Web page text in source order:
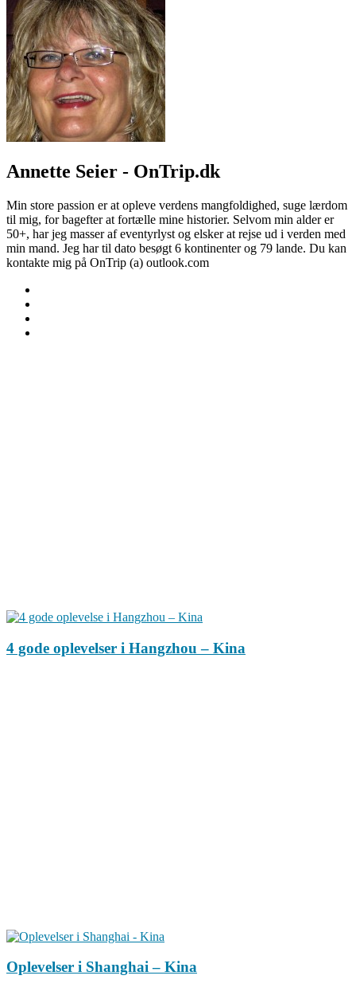
Annette Seier - OnTrip.dk
Min store passion er at opleve verdens mangfoldighed, suge lærdom
til mig, for bagefter at fortælle mine historier. Selvom min alder er
50+, har jeg masser af eventyrlyst og elsker at rejse ud i verden med
min mand. Jeg har til dato besøgt 6 kontinenter og 79 lande. Du kan
kontakte mig på OnTrip (a) outlook.com
4 gode oplevelser i Hangzhou – Kina
Oplevelser i Shanghai – Kina